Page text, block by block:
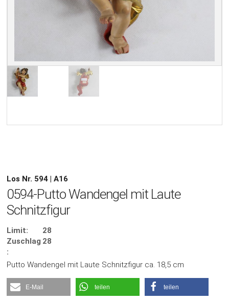
Los Nr. 594 | A16
0594-Putto Wandengel mit Laute
Schnitzfigur
Limit:
28
Zuschlag
:
28
Putto Wandengel mit Laute Schnitzfigur ca. 18,5 cm
E-Mail teilen teilen